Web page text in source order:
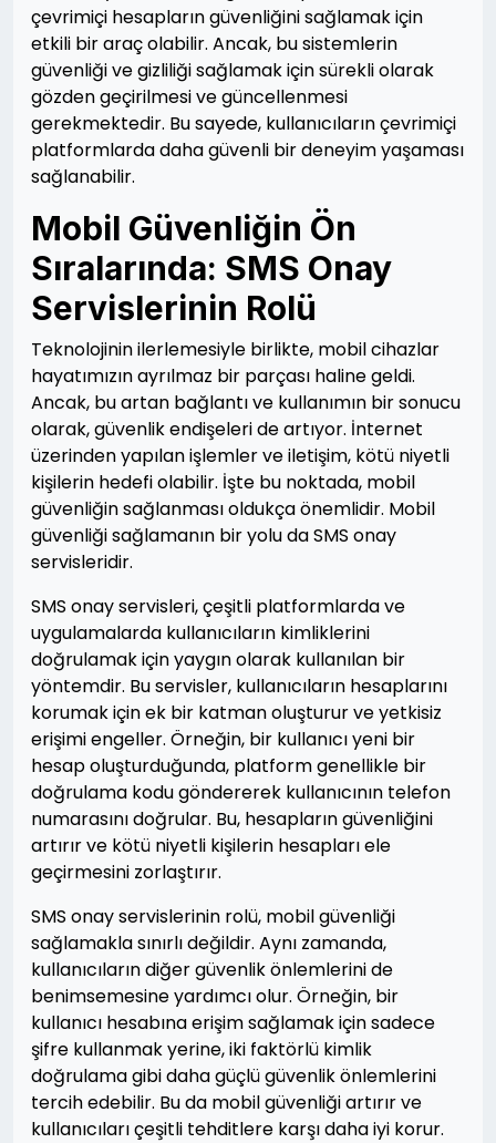
çevrimiçi hesapların güvenliğini sağlamak için
etkili bir araç olabilir. Ancak, bu sistemlerin
güvenliği ve gizliliği sağlamak için sürekli olarak
gözden geçirilmesi ve güncellenmesi
gerekmektedir. Bu sayede, kullanıcıların çevrimiçi
platformlarda daha güvenli bir deneyim yaşaması
sağlanabilir.
Mobil Güvenliğin Ön
Sıralarında: SMS Onay
Servislerinin Rolü
Teknolojinin ilerlemesiyle birlikte, mobil cihazlar
hayatımızın ayrılmaz bir parçası haline geldi.
Ancak, bu artan bağlantı ve kullanımın bir sonucu
olarak, güvenlik endişeleri de artıyor. İnternet
üzerinden yapılan işlemler ve iletişim, kötü niyetli
kişilerin hedefi olabilir. İşte bu noktada, mobil
güvenliğin sağlanması oldukça önemlidir. Mobil
güvenliği sağlamanın bir yolu da SMS onay
servisleridir.
SMS onay servisleri, çeşitli platformlarda ve
uygulamalarda kullanıcıların kimliklerini
doğrulamak için yaygın olarak kullanılan bir
yöntemdir. Bu servisler, kullanıcıların hesaplarını
korumak için ek bir katman oluşturur ve yetkisiz
erişimi engeller. Örneğin, bir kullanıcı yeni bir
hesap oluşturduğunda, platform genellikle bir
doğrulama kodu göndererek kullanıcının telefon
numarasını doğrular. Bu, hesapların güvenliğini
artırır ve kötü niyetli kişilerin hesapları ele
geçirmesini zorlaştırır.
SMS onay servislerinin rolü, mobil güvenliği
sağlamakla sınırlı değildir. Aynı zamanda,
kullanıcıların diğer güvenlik önlemlerini de
benimsemesine yardımcı olur. Örneğin, bir
kullanıcı hesabına erişim sağlamak için sadece
şifre kullanmak yerine, iki faktörlü kimlik
doğrulama gibi daha güçlü güvenlik önlemlerini
tercih edebilir. Bu da mobil güvenliği artırır ve
kullanıcıları çeşitli tehditlere karşı daha iyi korur.